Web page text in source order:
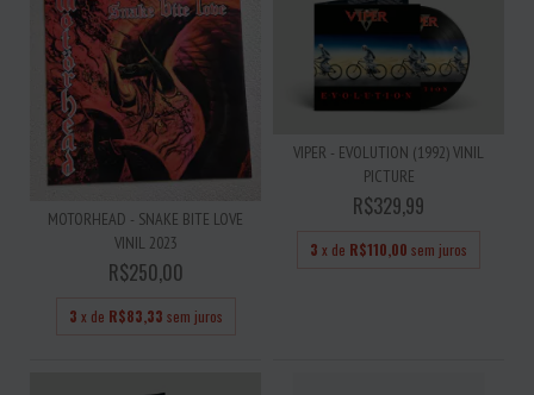
MOTORHEAD - SNAKE BITE LOVE
VINIL 2023
R$250,00
3 x de R$83,33 sem juros
VIPER - EVOLUTION (1992) VINIL
PICTURE
R$329,99
3 x de R$110,00 sem juros